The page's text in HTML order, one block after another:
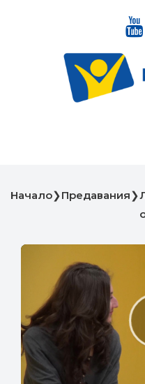
Начало❯Предавания❯